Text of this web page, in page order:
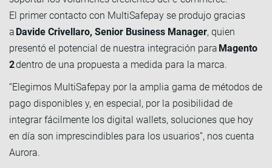
El primer contacto con MultiSafepay se produjo gracias
a Davide Crivellaro, Senior Business Manager, quien
presentó el potencial de nuestra integración para Magento
2dentro de una propuesta a medida para la marca.
“Elegimos MultiSafepay por la amplia gama de métodos de
pago disponibles y, en especial, por la posibilidad de
integrar fácilmente los digital wallets, soluciones que hoy
en día son imprescindibles para los usuarios”, nos cuenta
Aurora.